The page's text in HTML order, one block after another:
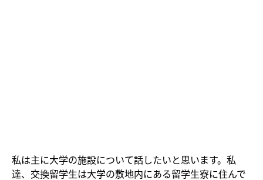
私は主に大学の施設について話したいと思います。私
達、交換留学生は大学の敷地内にある留学生寮に住んで